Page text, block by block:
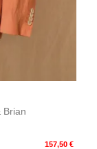
Brian
157,50 €